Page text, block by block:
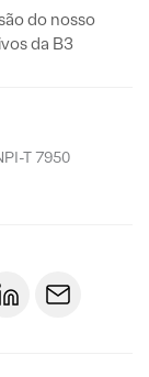
do nosso
da B3
T 7950